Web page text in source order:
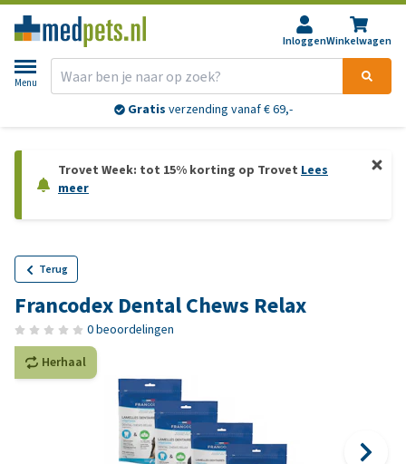
InloggenWinkelwagen
Menu
Gratis verzending vanaf € 69,-
Trovet Week: tot 15% korting op Trovet Lees
meer
Terug
Francodex Dental Chews Relax
0 beoordelingen
Herhaal